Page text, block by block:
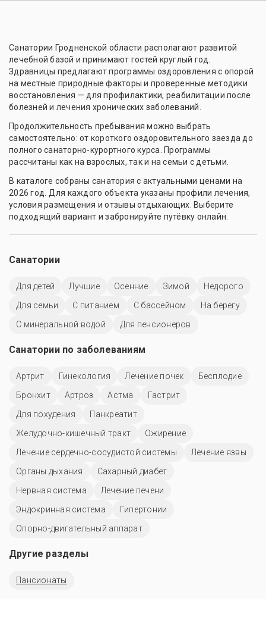
Санатории Гродненской области располагают развитой
лечебной базой и принимают гостей круглый год.
Здравницы предлагают программы оздоровления с опорой
на местные природные факторы и проверенные методики
восстановления — для профилактики, реабилитации после
болезней и лечения хронических заболеваний.
Продолжительность пребывания можно выбрать
самостоятельно: от короткого оздоровительного заезда до
полного санаторно-курортного курса. Программы
рассчитаны как на взрослых, так и на семьи с детьми.
В каталоге собраны санатория с актуальными ценами на
2026 год. Для каждого объекта указаны профили лечения,
условия размещения и отзывы отдыхающих. Выберите
подходящий вариант и забронируйте путёвку онлайн.
Санатории
Для детей Лучшие Осенние Зимой
Недорого
Для семьи
С питанием C бассейном
На берегу
С минеральной водой
Для пенсионеров
Санатории по заболеваниям
Артрит Гинекология Лечение почек
Бесплодие
Бронхит
Артроз Астма
Гастрит
Для похудения
Панкреатит
Желудочно-кишечный тракт
Ожирение
Лечение сердечно-сосудистой системы
Лечение язвы
Органы дыхания
Сахарный диабет
Нервная система
Лечение печени
Эндокринная система
Гипертонии
Опорно-двигательный аппарат
Другие разделы
Пансионаты